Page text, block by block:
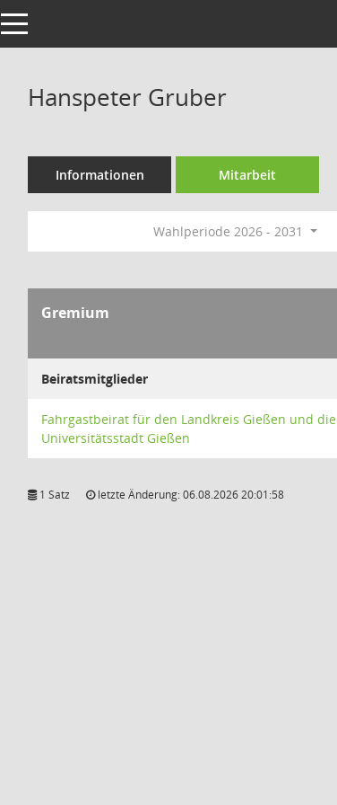
Toggle navigation
Hanspeter Gruber
Informationen Mitarbeit
Wahlperiode 2026 - 2031
Gremium
Beiratsmitglieder
Fahrgastbeirat für den Landkreis Gießen und die
Universitätsstadt Gießen
1 Satz letzte Änderung: 06.08.2026 20:01:58